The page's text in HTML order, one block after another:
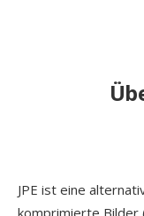
JPE ist eine
komprimierte Bilder